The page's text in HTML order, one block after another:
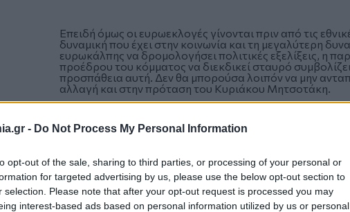
- Do Not Process My Personal Information
opt-out of the sale, sharing to third parties, or processing of your personal or
for targeted advertising by us, please use the below opt-out section to
selection. Please note that after your opt-out request is processed you may
interest-based ads based on personal information utilized by us or personal
Επειδή όμως οι ευρωεκλογές γίνονται πριν από τις
δυναμική που έχει στην κοινωνία και τη μεγαλύτερη
ευρωκάλπης να δρομολογήσει πολιτικές εξελίξεις, η
προέδρου του κόμματος να διεκδικεί σταυρό
προσπάθεια αυτή. Δεν θα μπορούσα λοιπόν να μην
αλλαγή και στην πρόταση του Κυριάκου Μητσοτάκη.